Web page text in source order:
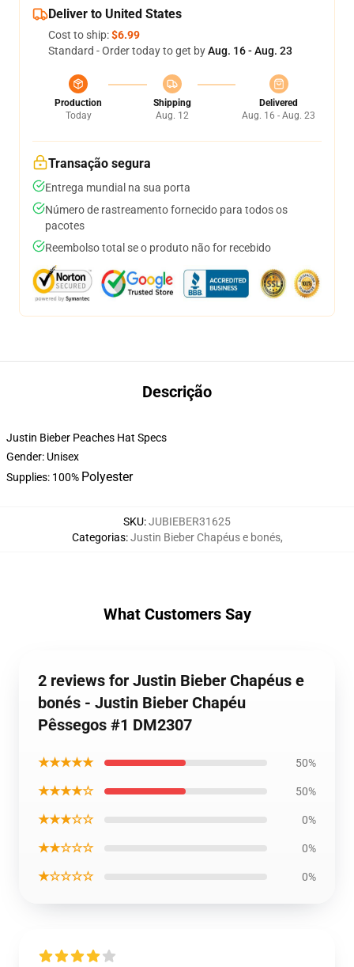
Deliver to United States
Cost to ship:$6.99
Standard - Order today to get byAug. 16 - Aug. 23
Production
Today
Shipping
Aug. 12
Delivered
Aug. 16 - Aug. 23
Transação segura
Entrega mundial na sua porta
Número de rastreamento fornecido para todos os
pacotes
Reembolso total se o produto não for recebido
Descrição
Justin Bieber Peaches Hat Specs
Gender: Unisex
Supplies: 100% Polyester
SKU:JUBIEBER31625
Categorias:Justin Bieber Chapéus e bonés,
What Customers Say
2 reviews for Justin Bieber Chapéus e
bonés - Justin Bieber Chapéu
Pêssegos #1 DM2307
★★★★★ 50%
★★★★☆ 50%
★★★☆☆ 0%
★★☆☆☆ 0%
★☆☆☆☆ 0%